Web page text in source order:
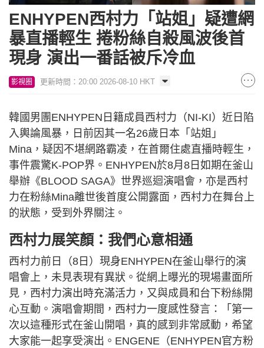
ENHYPEN西村力「站姐」疑遭網
暴直播輕生 捲粉絲自殺風波後首
現身 演出一番話被斥冷血
影視圈 更新時間：20:00 2026-08-10 HKT
韓國男團ENHYPEN日籍成員西村力（NI-KI）近日陷
入輿論風暴，日前因其一名26歲日本「站姐」
Mina，疑因不堪網路霸凌，在首爾住處直播時輕生，
事件震驚K-POP界。ENHYPEN於8月8日如期在釜山
舉辦《BLOOD SAGA》世界巡迴演唱會，亦是西村
力在粉絲Mina離世後首度公開露面，西村力在舞台上
的狀態，受到外界關注。
西村力展笑顏：我們心意相通
西村力前日（8日）現身ENHYPEN在釜山舉行的演
唱會上，未見表現有異狀。從網上曝光的現場畫面所
見，西村力演出時充滿活力，又與成員和台下粉絲開
心互動。演唱會期間，西村力一度感性發言：「第一
次以這種形式在釜山開唱，真的感到非常感動，希望
大家能一起享受演出。ENGENE（ENHYPEN官方粉